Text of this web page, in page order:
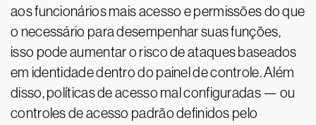
aos funcionários mais acesso e permissões do que
o necessário para desempenhar suas funções,
isso pode aumentar o risco de ataques baseados
em identidade dentro do painel de controle. Além
disso, políticas de acesso mal configuradas — ou
controles de acesso padrão definidos pelo